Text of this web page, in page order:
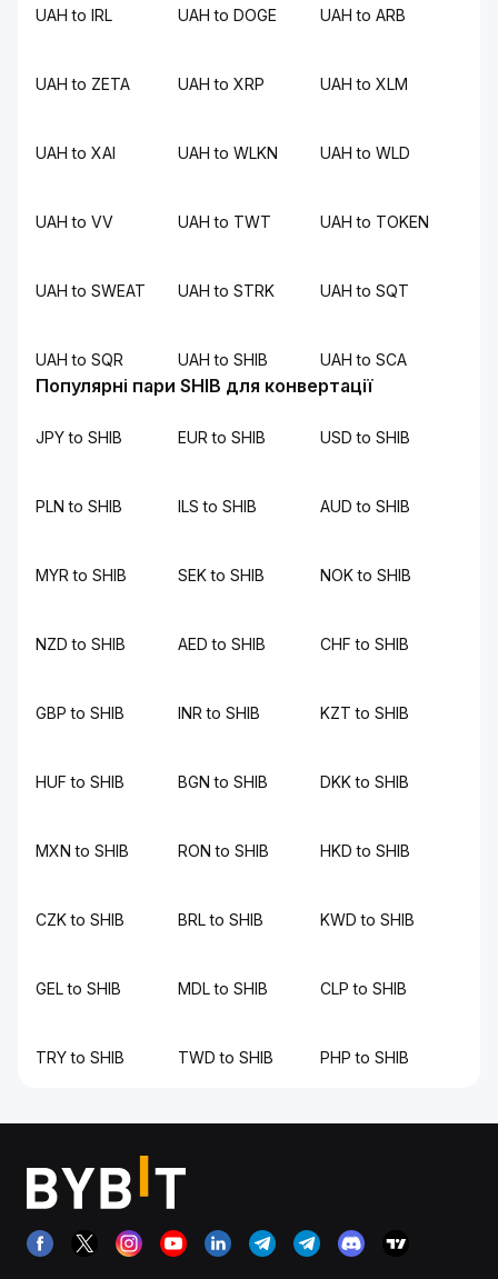
UAH to IRL UAH to DOGE UAH to ARB
UAH to ZETA UAH to XRP UAH to XLM
UAH to XAI UAH to WLKN UAH to WLD
UAH to VV UAH to TWT UAH to TOKEN
UAH to SWEAT UAH to STRK UAH to SQT
UAH to SQR UAH to SHIB UAH to SCA
Популярні пари SHIB для конвертації
JPY to SHIB EUR to SHIB USD to SHIB
PLN to SHIB ILS to SHIB AUD to SHIB
MYR to SHIB SEK to SHIB NOK to SHIB
NZD to SHIB AED to SHIB CHF to SHIB
GBP to SHIB INR to SHIB KZT to SHIB
HUF to SHIB BGN to SHIB DKK to SHIB
MXN to SHIB RON to SHIB HKD to SHIB
CZK to SHIB BRL to SHIB KWD to SHIB
GEL to SHIB MDL to SHIB CLP to SHIB
TRY to SHIB TWD to SHIB PHP to SHIB